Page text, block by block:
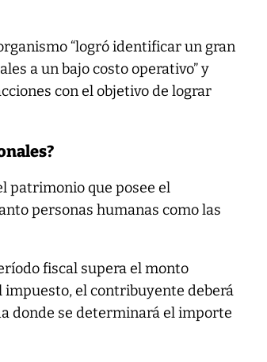
“logró identificar un gran
a un bajo costo operativo” y
con el objetivo de lograr
patrimonio que posee el
personas humanas como las
fiscal supera el monto
el contribuyente deberá
donde se determinará el importe